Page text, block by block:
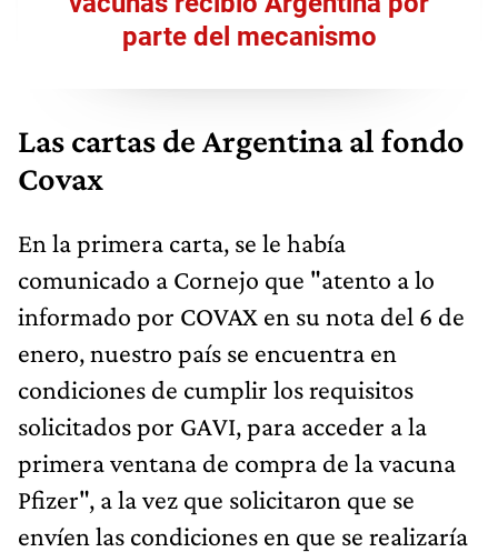
parte del mecanismo
Las cartas de Argentina al fondo
Covax
En la primera carta, se le había
comunicado a Cornejo que "atento a lo
informado por COVAX en su nota del 6 de
enero, nuestro país se encuentra en
condiciones de cumplir los requisitos
solicitados por GAVI, para acceder a la
primera ventana de compra de la vacuna
Pfizer", a la vez que solicitaron que se
envíen las condiciones en que se realizaría